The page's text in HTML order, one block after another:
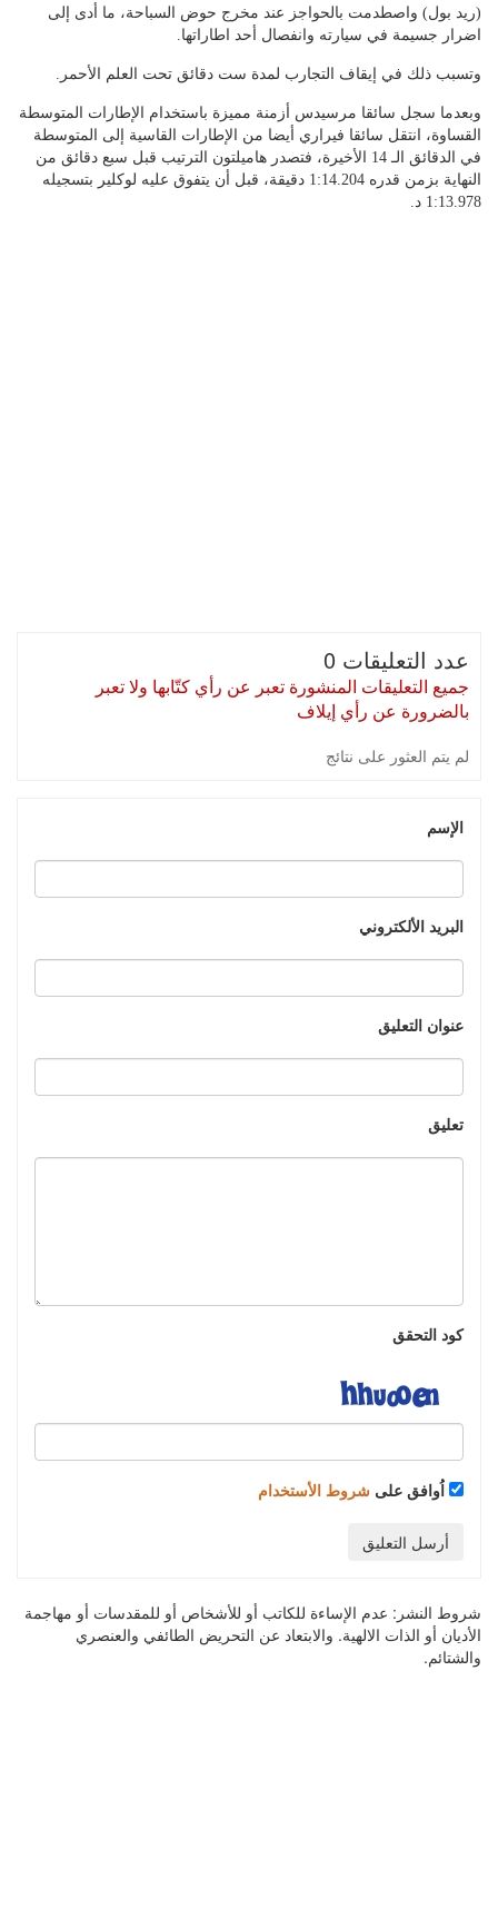
(ريد بول) واصطدمت بالحواجز عند مخرج حوض السباحة، ما أدى إلى
اضرار جسيمة في سيارته وانفصال أحد اطاراتها.
وتسبب ذلك في إيقاف التجارب لمدة ست دقائق تحت العلم الأحمر.
وبعدما سجل سائقا مرسيدس أزمنة مميزة باستخدام الإطارات المتوسطة
القساوة، انتقل سائقا فيراري أيضا من الإطارات القاسية إلى المتوسطة
في الدقائق الـ 14 الأخيرة، فتصدر هاميلتون الترتيب قبل سبع دقائق من
النهاية بزمن قدره 1:14.204 دقيقة، قبل أن يتفوق عليه لوكلير بتسجيله
1:13.978 د.
عدد التعليقات 0
جميع التعليقات المنشورة تعبر عن رأي كتّابها ولا تعبر
بالضرورة عن رأي إيلاف
لم يتم العثور على نتائج
الإسم
البريد الألكتروني
عنوان التعليق
تعليق
كود التحقق
اُوافق على شروط الأستخدام
أرسل التعليق
شروط النشر: عدم الإساءة للكاتب أو للأشخاص أو للمقدسات أو مهاجمة
الأديان أو الذات الالهية. والابتعاد عن التحريض الطائفي والعنصري
والشتائم.